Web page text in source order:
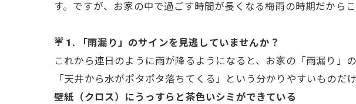
す。ですが、お家の中で過ごす時間が長くなる梅雨の時期だから
☔ 1. 「雨漏り」のサインを見逃していませんか？
これから連日のように雨が降るようになると、お家の「雨漏り」
「天井から水がポタポタ落ちてくる」という分かりやすいものだ
壁紙（クロス）にうっすらと茶色いシミができている